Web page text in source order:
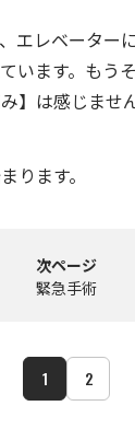
エレベーター
います。もう
】は感じません
ります。
次ページ
緊急手術
1 2